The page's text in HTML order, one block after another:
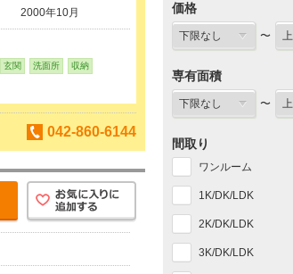
2000年10月
玄関 洗面所 収納
042-860-6144
価格
〜
専有面積
〜
間取り
ワンルーム
1K/DK/LDK
2K/DK/LDK
3K/DK/LDK